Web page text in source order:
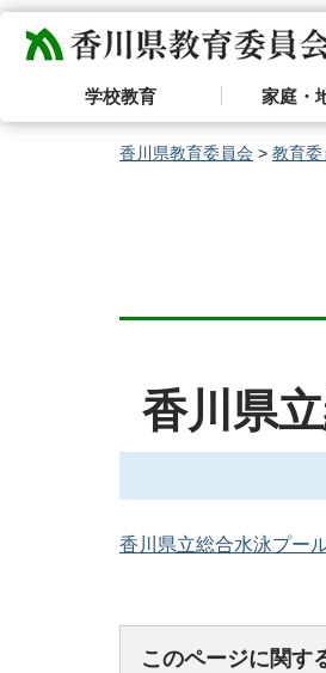
香川県教育委員会
学校教育 家庭・
香川県教育委員会 > 教育委
香川県
香川県立総合水泳プー
このページに関す